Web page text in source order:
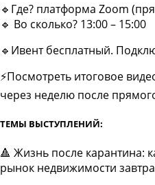
🔹Где? платформа Zoom
🔹 Во сколько? 13:00 – 15:00
🔹Ивент бесплатный.
⚡Посмотреть итоговое
через неделю после
ТЕМЫ ВЫСТУПЛЕНИЙ:
🔺 Жизнь после карантина:
рынок недвижимости